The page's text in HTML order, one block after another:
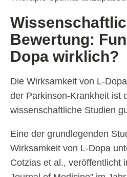
Bewertung:
Dopa wirklich?
Die Wirksamkeit von L-
der Parkinson-Krankheit ist
wissenschaftliche Studien
Eine der grundlegenden
Wirksamkeit von L-Dopa
Cotzias et al., veröffentlicht